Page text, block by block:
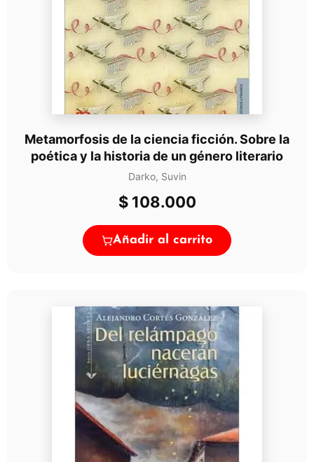
Metamorfosis de la ciencia ficción. Sobre la
poética y la historia de un género literario
Darko, Suvin
$108.000
Añadir al carrito